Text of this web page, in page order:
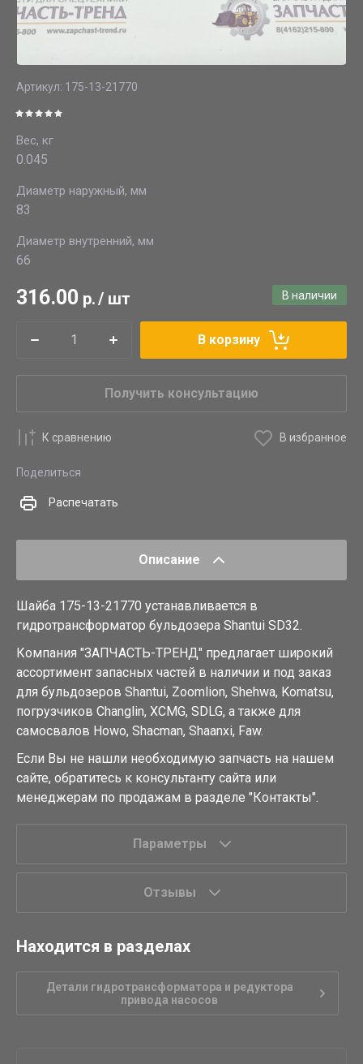
Артикул: 175-13-21770
Вес, кг
0.045
Диаметр наружный, мм
83
Диаметр внутренний, мм
66
В наличии
316.00 р./ шт
В корзину
Получить консультацию
К сравнению В избранное
Поделиться
Распечатать
Описание
Шайба 175-13-21770 устанавливается в
гидротрансформатор бульдозера Shantui SD32.
Компания "ЗАПЧАСТЬ-ТРЕНД" предлагает широкий
ассортимент запасных частей в наличии и под заказ
для бульдозеров Shantui, Zoomlion, Shehwa, Komatsu,
погрузчиков Changlin, XCMG, SDLG, а также для
самосвалов Howo, Shacman, Shaanxi, Faw.
Если Вы не нашли необходимую запчасть на нашем
сайте, обратитесь к консультанту сайта или
менеджерам по продажам в разделе "Контакты".
Параметры
Отзывы
Находится в разделах
Детали гидротрансформатора и редуктора
привода насосов